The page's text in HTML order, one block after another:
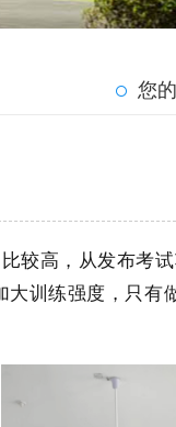
您
较高，从发布考
训练强度，只有